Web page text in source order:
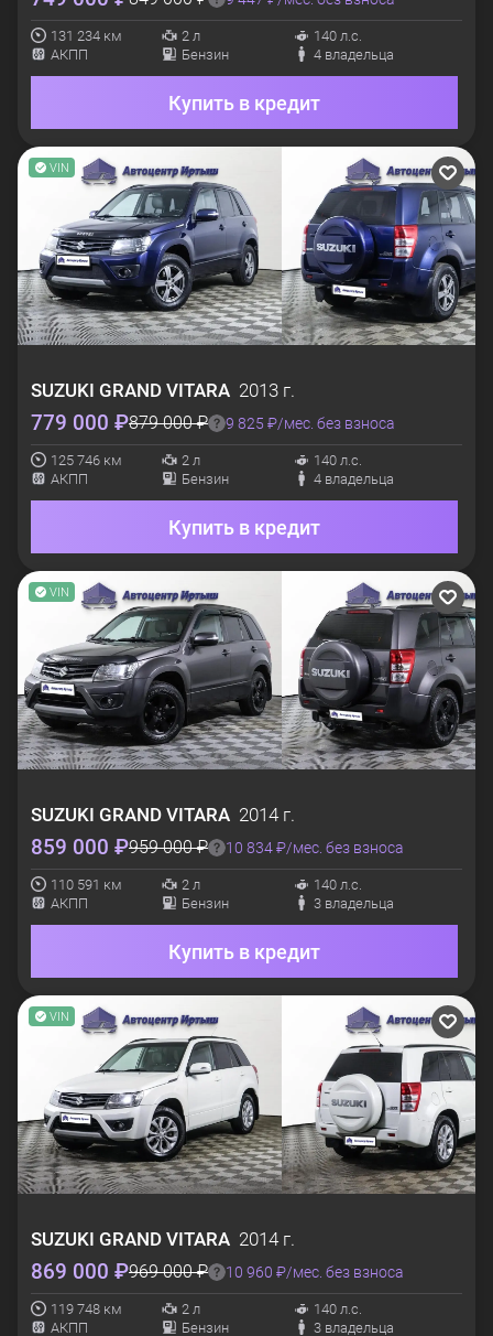
131 234 км 2 л
140 л.с.
АКПП
Бензин 4 владельца
Купить в кредит
VIN
SUZUKI GRAND VITARA 2013 г.
779 000 ₽879 000 ₽ 9 825 ₽/мес. без взноса
125 746 км 2 л
140 л.с.
АКПП
Бензин 4 владельца
Купить в кредит
VIN
SUZUKI GRAND VITARA 2014 г.
859 000 ₽959 000 ₽ 10 834 ₽/мес. без взноса
110 591 км 2 л
140 л.с.
АКПП
Бензин 3 владельца
Купить в кредит
VIN
SUZUKI GRAND VITARA 2014 г.
869 000 ₽969 000 ₽ 10 960 ₽/мес. без взноса
119 748 км 2 л
140 л.с.
АКПП
Бензин 3 владельца